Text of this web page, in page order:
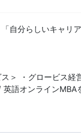
自分らしいキャリ
＞ ・グロービス
語オンライン